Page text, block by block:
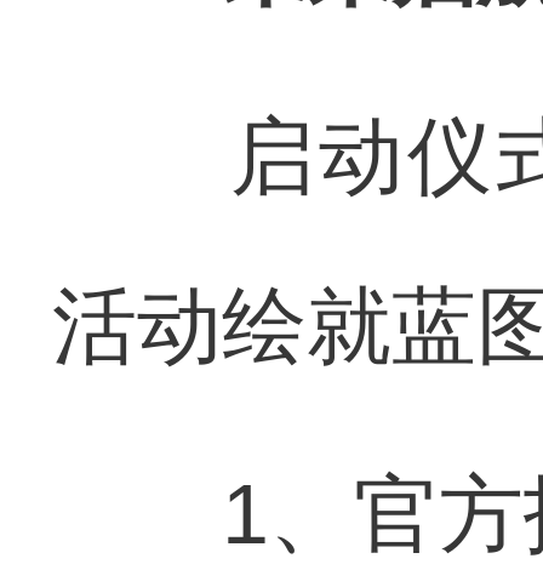
启动仪式
活动绘就蓝
1、官方